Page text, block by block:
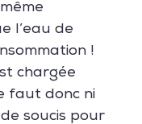
l’eau de
!
chargée
faut donc ni
soucis pour